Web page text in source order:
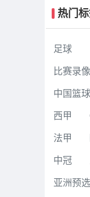
热门
足球
比赛录像
中国篮球
西甲
法甲
中冠
亚洲预